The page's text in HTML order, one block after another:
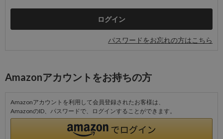
パスワードをお忘れの方はこちら
Amazonアカウントをお持ちの方
Amazonアカウントを利用して会員登録されたお客様は、
AmazonのID、パスワードで、ログインすることができます。